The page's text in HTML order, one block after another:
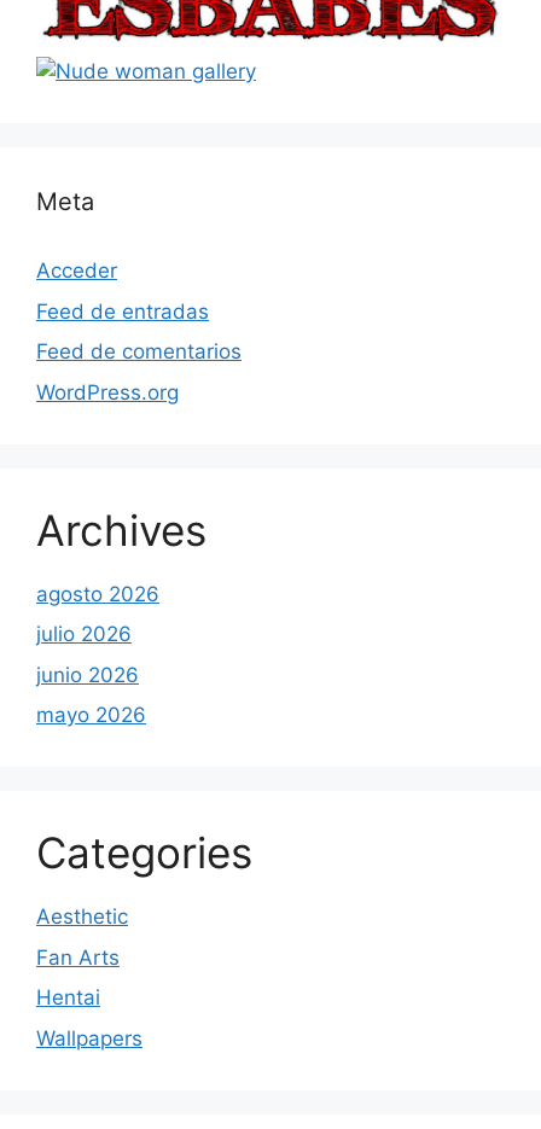
Meta
Acceder
Feed de entradas
Feed de comentarios
WordPress.org
Archives
agosto 2026
julio 2026
junio 2026
mayo 2026
Categories
Aesthetic
Fan Arts
Hentai
Wallpapers